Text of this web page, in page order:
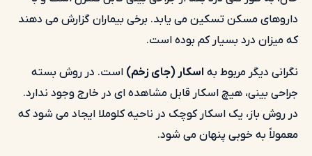
داروهای مسکن تسکین می یابد. برخی بیماران گزارش می دهند
که میزان درد بسیار کم بوده است.
نگرانی دیگر مربوط به اسکار (جای زخم) است. در روش بسته
جراحی بینی، هیچ اسکار قابل مشاهده ای در خارج وجود ندارد.
در روش باز، یک اسکار کوچک در ناحیه کلوملا ایجاد می شود که
معمولاً به خوبی پنهان می شود.